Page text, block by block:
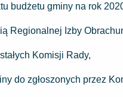
budżetu gminy na rok
Regionalnej Izby
Komisji Rady,
do zgłoszonych przez